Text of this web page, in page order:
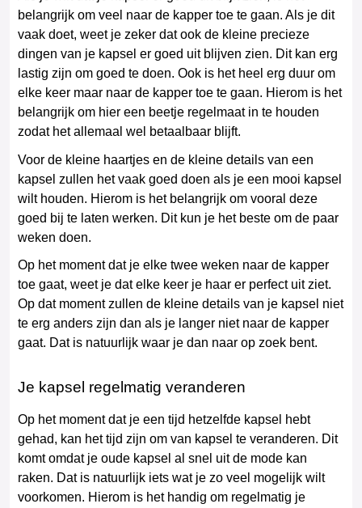
belangrijk om veel naar de kapper toe te gaan. Als je dit
vaak doet, weet je zeker dat ook de kleine precieze
dingen van je kapsel er goed uit blijven zien. Dit kan erg
lastig zijn om goed te doen. Ook is het heel erg duur om
elke keer maar naar de kapper toe te gaan. Hierom is het
belangrijk om hier een beetje regelmaat in te houden
zodat het allemaal wel betaalbaar blijft.
Voor de kleine haartjes en de kleine details van een
kapsel zullen het vaak goed doen als je een mooi kapsel
wilt houden. Hierom is het belangrijk om vooral deze
goed bij te laten werken. Dit kun je het beste om de paar
weken doen.
Op het moment dat je elke twee weken naar de kapper
toe gaat, weet je dat elke keer je haar er perfect uit ziet.
Op dat moment zullen de kleine details van je kapsel niet
te erg anders zijn dan als je langer niet naar de kapper
gaat. Dat is natuurlijk waar je dan naar op zoek bent.
Je kapsel regelmatig veranderen
Op het moment dat je een tijd hetzelfde kapsel hebt
gehad, kan het tijd zijn om van kapsel te veranderen. Dit
komt omdat je oude kapsel al snel uit de mode kan
raken. Dat is natuurlijk iets wat je zo veel mogelijk wilt
voorkomen. Hierom is het handig om regelmatig je